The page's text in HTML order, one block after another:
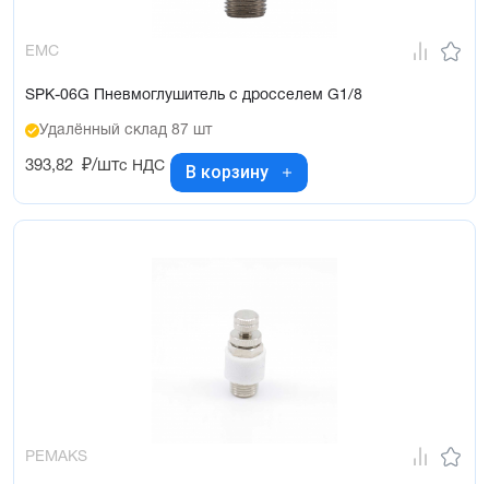
EMC
SPK-06G Пневмоглушитель с дросселем G1/8
Удалённый склад 87 шт
393,82 ₽/штс НДС В корзину
PEMAKS